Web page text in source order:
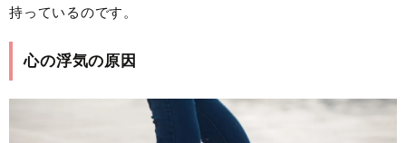
持っているのです。
心の浮気の原因